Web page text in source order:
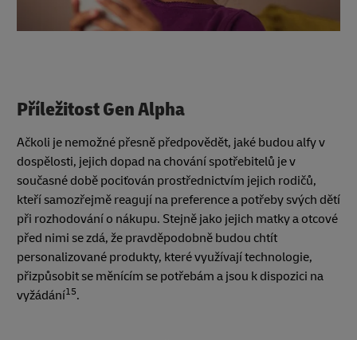
Příležitost Gen Alpha
Ačkoli je nemožné přesně předpovědět, jaké budou alfy v
dospělosti, jejich dopad na chování spotřebitelů je v
současné době pociťován prostřednictvím jejich rodičů,
kteří samozřejmě reagují na preference a potřeby svých dětí
při rozhodování o nákupu. Stejně jako jejich matky a otcové
před nimi se zdá, že pravděpodobně budou chtít
personalizované produkty, které využívají technologie,
přizpůsobit se měnícím se potřebám a jsou k dispozici na
vyžádání15.